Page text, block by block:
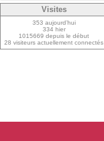
Visites
353 aujourd’hui
334 hier
1015669 depuis le début
28 visiteurs actuellement connectés